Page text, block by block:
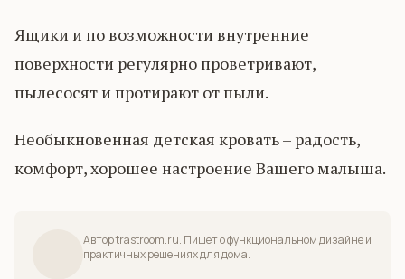
Ящики и по возможности внутренние
поверхности регулярно проветривают,
пылесосят и протирают от пыли.
Необыкновенная детская кровать – радость,
комфорт, хорошее настроение Вашего малыша.
Автор trastroom.ru. Пишет о функциональном дизайне и
практичных решениях для дома.